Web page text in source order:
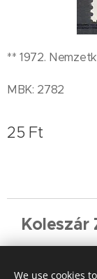
** 1972.
MBK: 2782
25 Ft
Koleszár
We use cookies